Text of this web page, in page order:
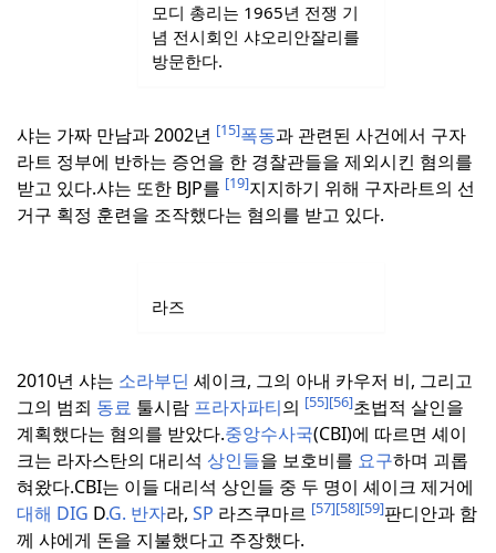
모디 총리는 1965년 전쟁 기
념 전시회인 샤오리안잘리를
방문한다.
샤는 가짜 만남과 2002년 [15]폭동과 관련된 사건에서 구자
라트 정부에 반하는 증언을 한 경찰관들을 제외시킨 혐의를
받고 있다.샤는 또한 BJP를 [19]지지하기 위해 구자라트의 선
거구 획정 훈련을 조작했다는 혐의를 받고 있다.
라즈
2010년 샤는 소라부딘 셰이크, 그의 아내 카우저 비, 그리고
그의 범죄 동료 툴시람 프라자파티의 [55][56]초법적 살인을
계획했다는 혐의를 받았다.중앙수사국(CBI)에 따르면 셰이
크는 라자스탄의 대리석 상인들을 보호비를 요구하며 괴롭
혀왔다.CBI는 이들 대리석 상인들 중 두 명이 셰이크 제거에
대해 DIG D.G. 반자라, SP 라즈쿠마르 [57][58][59]판디안과 함
께 샤에게 돈을 지불했다고 주장했다.